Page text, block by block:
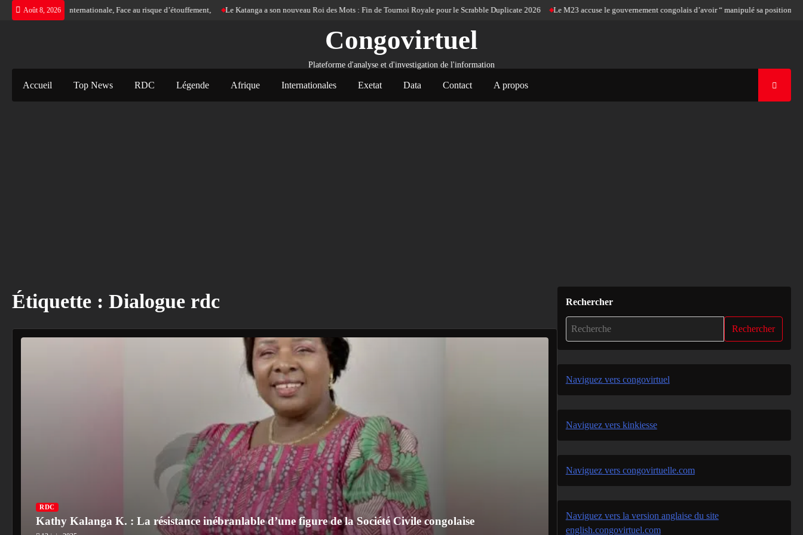
Skip
Août 8, 2026
d’une justice internationale, Face au risque d’étouffement, Le Katanga a son nouveau Roi des Mots : Fin de Tournoi Royale pour le Scrabble Duplicate 2026 Le M23 accuse le gouvernement congolais d’avoir “ manipulé sa position
Congovirtuel
Plateforme d'analyse et d'investigation de l'information
Accueil Top News RDC Légende Afrique Internationales Exetat Data Contact A propos
Étiquette : Dialogue rdc
RDC
Kathy Kalanga K. : La résistance inébranlable d’une figure de la Société Civile congolaise
Rechercher
Rechercher
Naviguez vers congovirtuel
Naviguez vers kinkiesse
Naviguez vers congovirtuelle.com
Naviguez vers la version anglaise du site
english.congovirtuel.com